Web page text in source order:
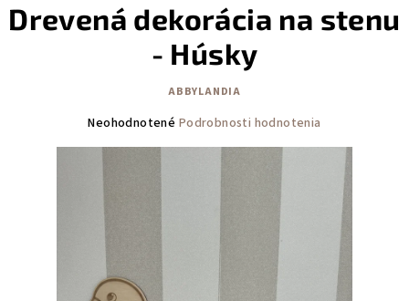
košík
Drevená dekorácia na stenu
- Húsky
ABBYLANDIA
Neohodnotené Podrobnosti hodnotenia